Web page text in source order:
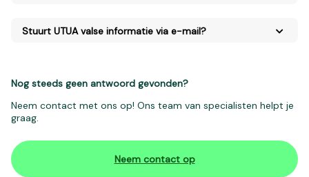
Stuurt UTUA valse informatie via e-mail?
Nog steeds geen antwoord gevonden?
Neem contact met ons op! Ons team van specialisten helpt je
graag.
Neem contact op